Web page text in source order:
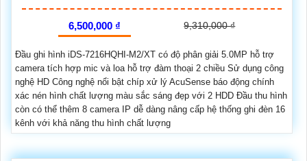
6,500,000 ₫ 9,310,000 ₫
Đầu ghi hình iDS-7216HQHI-M2/XT có độ phân giải 5.0MP hỗ trợ
camera tích hợp mic và loa hỗ trợ đàm thoại 2 chiều Sử dụng công
nghệ HD Công nghệ nổi bật chíp xử lý AcuSense báo động chính
xác nén hình chất lượng màu sắc sáng đẹp với 2 HDD Đầu thu hình
còn có thể thêm 8 camera IP dễ dàng nâng cấp hệ thống ghi đèn 16
kênh với khả năng thu hình chất lượng